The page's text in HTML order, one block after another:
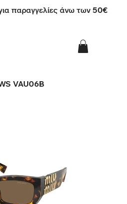
παραγγελίες άνω των 50€
VAU06B